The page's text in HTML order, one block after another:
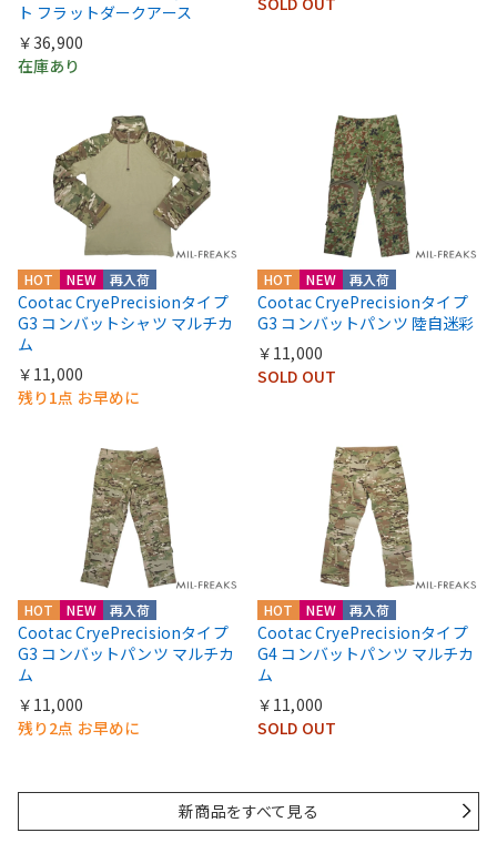
ト フラットダークアース
￥36,900
在庫あり
HOT NEW 再入荷
Cootac CryePrecisionタイプ
G3 コンバットシャツ マルチカ
ム
￥11,000
残り1点 お早めに
HOT NEW 再入荷
Cootac CryePrecisionタイプ
G3 コンバットパンツ 陸自迷彩
￥11,000
SOLD OUT
HOT NEW 再入荷
Cootac CryePrecisionタイプ
G3 コンバットパンツ マルチカ
ム
￥11,000
残り2点 お早めに
HOT NEW 再入荷
Cootac CryePrecisionタイプ
G4 コンバットパンツ マルチカ
ム
￥11,000
SOLD OUT
新商品をすべて見る